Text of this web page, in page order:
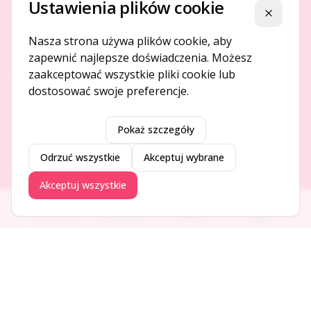
Platforma ogłoszeń i firm, która łączy ludzi i rozwija biznes
O NAS
DODAJ I PROMUJ
Dodaj ogłoszenie
Dodaj firmę
Ogłoszenia Aktualności Firmy Blog
Ustawienia plików cookie Zamknij
Nasza strona używa plików cookie, aby
zapewnić najlepsze doświadczenia. Możesz
zaakceptować wszystkie pliki cookie lub
dostosować swoje preferencje.
Pokaż szczegóły
Odrzuć wszystkie Akceptuj wybrane
Akceptuj wszystkie